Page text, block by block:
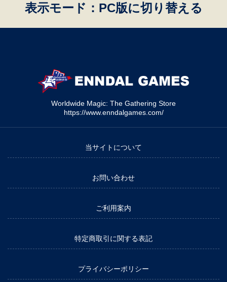
表示モード：PC版に切り替える
Worldwide Magic: The Gathering Store
https://www.enndalgames.com/
当サイトについて
お問い合わせ
ご利用案内
特定商取引に関する表記
プライバシーポリシー